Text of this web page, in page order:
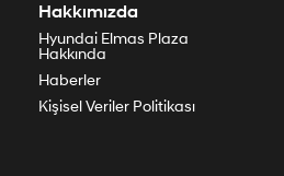
Hakkımızda
Hyundai Elmas Plaza
Hakkında
Haberler
Kişisel Veriler Politikası